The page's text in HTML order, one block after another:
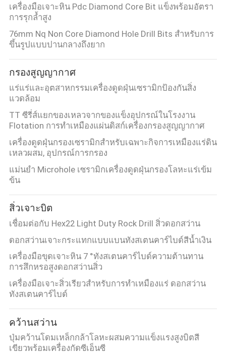
เครื่องมือเจาะหิน Pdc Diamond Core Bit แข็งพร้อมอัตรา
การรุกล้ำสูง
76mm Nq Non Core Diamond Hole Drill Bits สำหรับการ
ขึ้นรูปแบบปานกลางถึงยาก
กรองสูญญากาศ
แร่แร่และอุตสาหกรรมเครื่องดูดฝุ่นเซรามิกป้องกันสิ่ง
แวดล้อม
TT ซีรี่ส์แยกของเหลวจากของแข็งอุปกรณ์ในโรงงาน
Flotation การทำเหมืองแผ่นดิสก์เครื่องกรองสูญญากาศ
เครื่องดูดฝุ่นกรองเซรามิกสำหรับเฉพาะกิจการเหมืองแร่ดิน
เหลวผสม, อุปกรณ์การกรอง
แม่นยำ Microhole เซรามิกเครื่องดูดฝุ่นกรองโลหะแร่เข้ม
ข้น
สิ่วเจาะบิต
เชื่อมต่อกับ Hex22 Light Duty Rock Drill สิ่วดอกสว่าน
ดอกสว่านเจาะกระแทกแบบแบนทังสเตนคาร์ไบด์สีน้ำเงิน
เครื่องมือขุดเจาะหิน 7 °ทังสเตนคาร์ไบด์ความต้านทาน
การสึกหรอสูงดอกสว่านสิ่ว
เครื่องมือเจาะสิ่วเรียวสำหรับการทำเหมืองแร่ ดอกสว่าน
ทังสเตนคาร์ไบด์
คว้านสว่าน
ปุ่มคว้านโดมเหล็กกล้าโลหะผสมความแข็งแรงสูงบิตสี
เขียวพร้อมเครื่องกัดซีเอ็นซี